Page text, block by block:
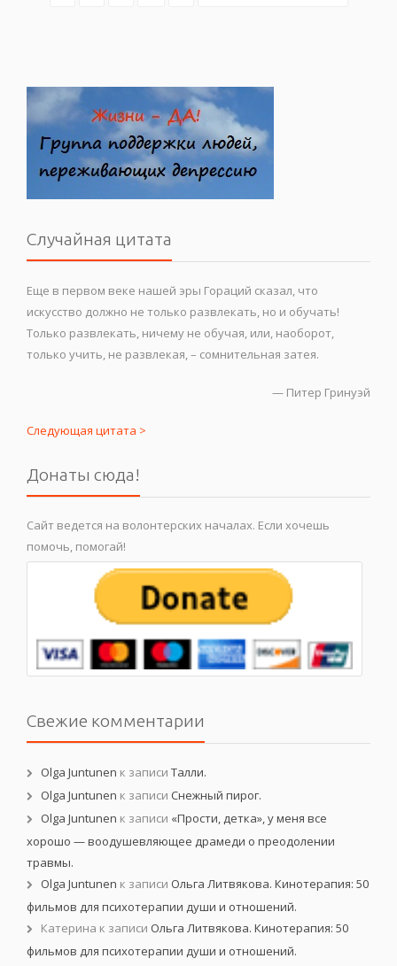
Случайная цитата
Еще в первом веке нашей эры Гораций сказал, что
искусство должно не только развлекать, но и обучать!
Только развлекать, ничему не обучая, или, наоборот,
только учить, не развлекая, – сомнительная затея.
— Питер Гринуэй
Следующая цитата >
Донаты сюда!
Сайт ведется на волонтерских началах. Если хочешь
помочь, помогай!
Свежие комментарии
Olga Juntunen к записи Талли.
Olga Juntunen к записи Снежный пирог.
Olga Juntunen к записи «Прости, детка», у меня все
хорошо — воодушевляющее драмеди о преодолении
травмы.
Olga Juntunen к записи Ольга Литвякова. Кинотерапия: 50
фильмов для психотерапии души и отношений.
Катерина к записи Ольга Литвякова. Кинотерапия: 50
фильмов для психотерапии души и отношений.